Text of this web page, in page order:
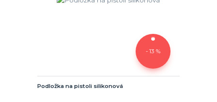
- 13 %
Podložka na pistoli silikonová